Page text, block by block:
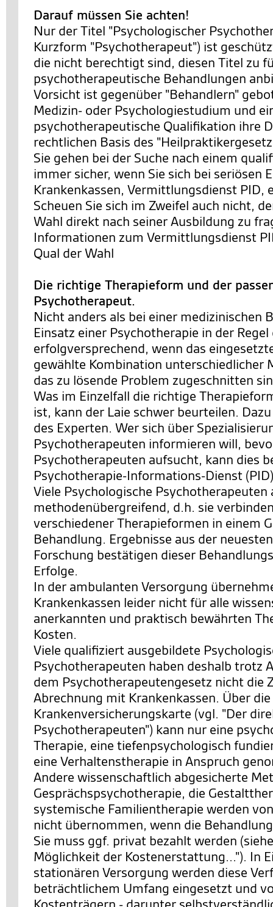
Darauf müssen Sie achten!
Nur der Titel "Psychologischer
Kurzform "Psychotherapeut") ist
die nicht berechtigt sind, diesen Titel zu
psychotherapeutische Behandlungen
Vorsicht ist gegenüber "Behandlern"
Medizin- oder Psychologiestudium und
psychotherapeutische Qualifikation ihre
rechtlichen Basis des
Sie gehen bei der Suche nach einem
immer sicher, wenn Sie sich bei seriösen
Krankenkassen, Vermittlungsdienst PID,
Scheuen Sie sich im Zweifel auch nicht,
Wahl direkt nach seiner Ausbildung zu
Informationen zum Vermittlungsdienst
Qual der Wahl
Die richtige Therapieform und der
Psychotherapeut.
Nicht anders als bei einer medizinischen
Einsatz einer Psychotherapie in der
erfolgversprechend, wenn das
gewählte Kombination unterschiedlicher
das zu lösende Problem zugeschnitten
Was im Einzelfall die richtige
ist, kann der Laie schwer beurteilen.
des Experten. Wer sich über
Psychotherapeuten informieren will,
Psychotherapeuten aufsucht, kann dies
Psychotherapie-Informations-Dienst
Viele Psychologische
methodenübergreifend, d.h. sie
verschiedener Therapieformen in einem
Behandlung. Ergebnisse aus der
Forschung bestätigen dieser
Erfolge.
In der ambulanten Versorgung
Krankenkassen leider nicht für alle
anerkannten und praktisch bewährten
Kosten.
Viele qualifiziert ausgebildete
Psychotherapeuten haben deshalb trotz
dem Psychotherapeutengesetz nicht die
Abrechnung mit Krankenkassen. Über die
Krankenversicherungskarte (vgl. "Der
Psychotherapeuten") kann nur eine
Therapie, eine tiefenpsychologisch
eine Verhaltenstherapie in Anspruch
Andere wissenschaftlich abgesicherte
Gesprächspsychotherapie, die
systemische Familientherapie werden
nicht übernommen, wenn die
Sie muss ggf. privat bezahlt werden
Möglichkeit der Kostenerstattung..."). In
stationären Versorgung werden diese
beträchtlichem Umfang eingesetzt und